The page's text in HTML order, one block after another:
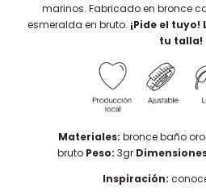
marinos. Fabricado en bronce
esmeralda en bruto. ¡Pide el
tu talla!
Materiales: bronce baño
bruto Peso: 3gr
Inspiración: